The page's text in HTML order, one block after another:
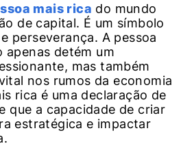
mais rica do mundo
de capital. É um símbolo
perseverança. A pessoa
apenas detém um
mas também
nos rumos da economia
rica é uma declaração de
que a capacidade de criar
estratégica e impactar